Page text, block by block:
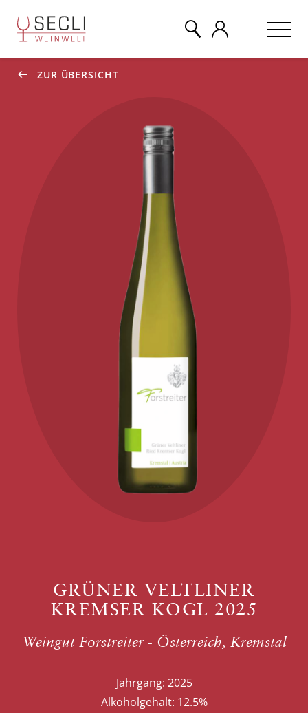
ZUR ÜBERSICHT
GRÜNER VELTLINER
KREMSER KOGL 2025
Weingut Forstreiter - Österreich, Kremstal
Jahrgang: 2025
Alkoholgehalt: 12.5%